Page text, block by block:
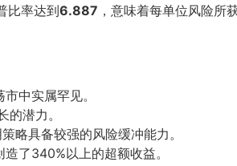
比率达到6.887 ，意味着每单位风险所
中实属罕见。
的潜力。
略具备较强的风险缓冲能力。
了340%以上的超额收益。